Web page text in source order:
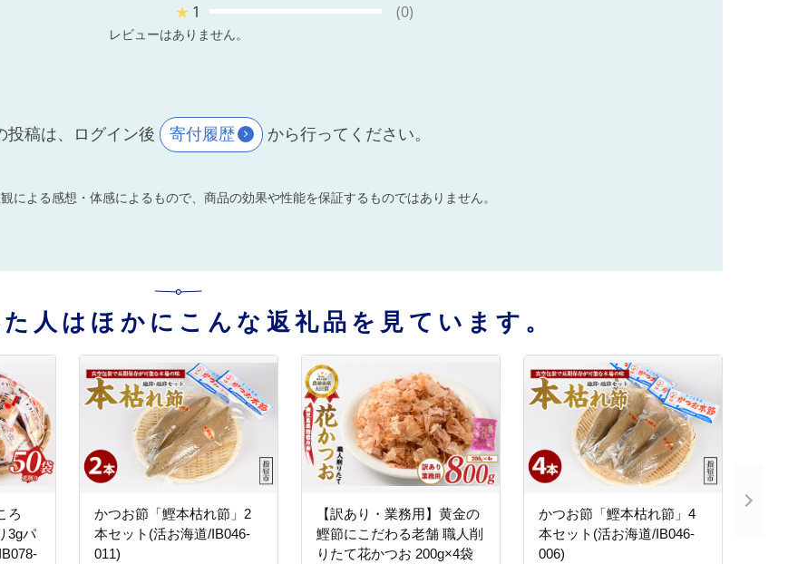
★ 1 (0)
レビューはありません。
投稿は、ログイン後 寄付履歴 から行ってください。
による感想・体感によるもので、商品の効果や性能を保証するものではありません。
人はほかにこんな返礼品を見ています。
ろ
3gパ
かつお節「鰹本枯れ節」2
本セット(活お海道/IB046-
011)
【訳あり・業務用】黄金の
鰹節にこだわる老舗 職人削
りたて花かつお 200g×4袋
かつお節「鰹本枯れ節」4
本セット(活お海道/IB046-
006)